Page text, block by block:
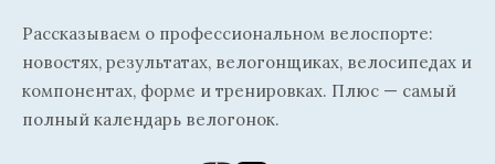
Рассказываем о профессиональном велоспорте:
новостях, результатах, велогонщиках, велосипедах и
компонентах, форме и тренировках. Плюс — самый
полный календарь велогонок.